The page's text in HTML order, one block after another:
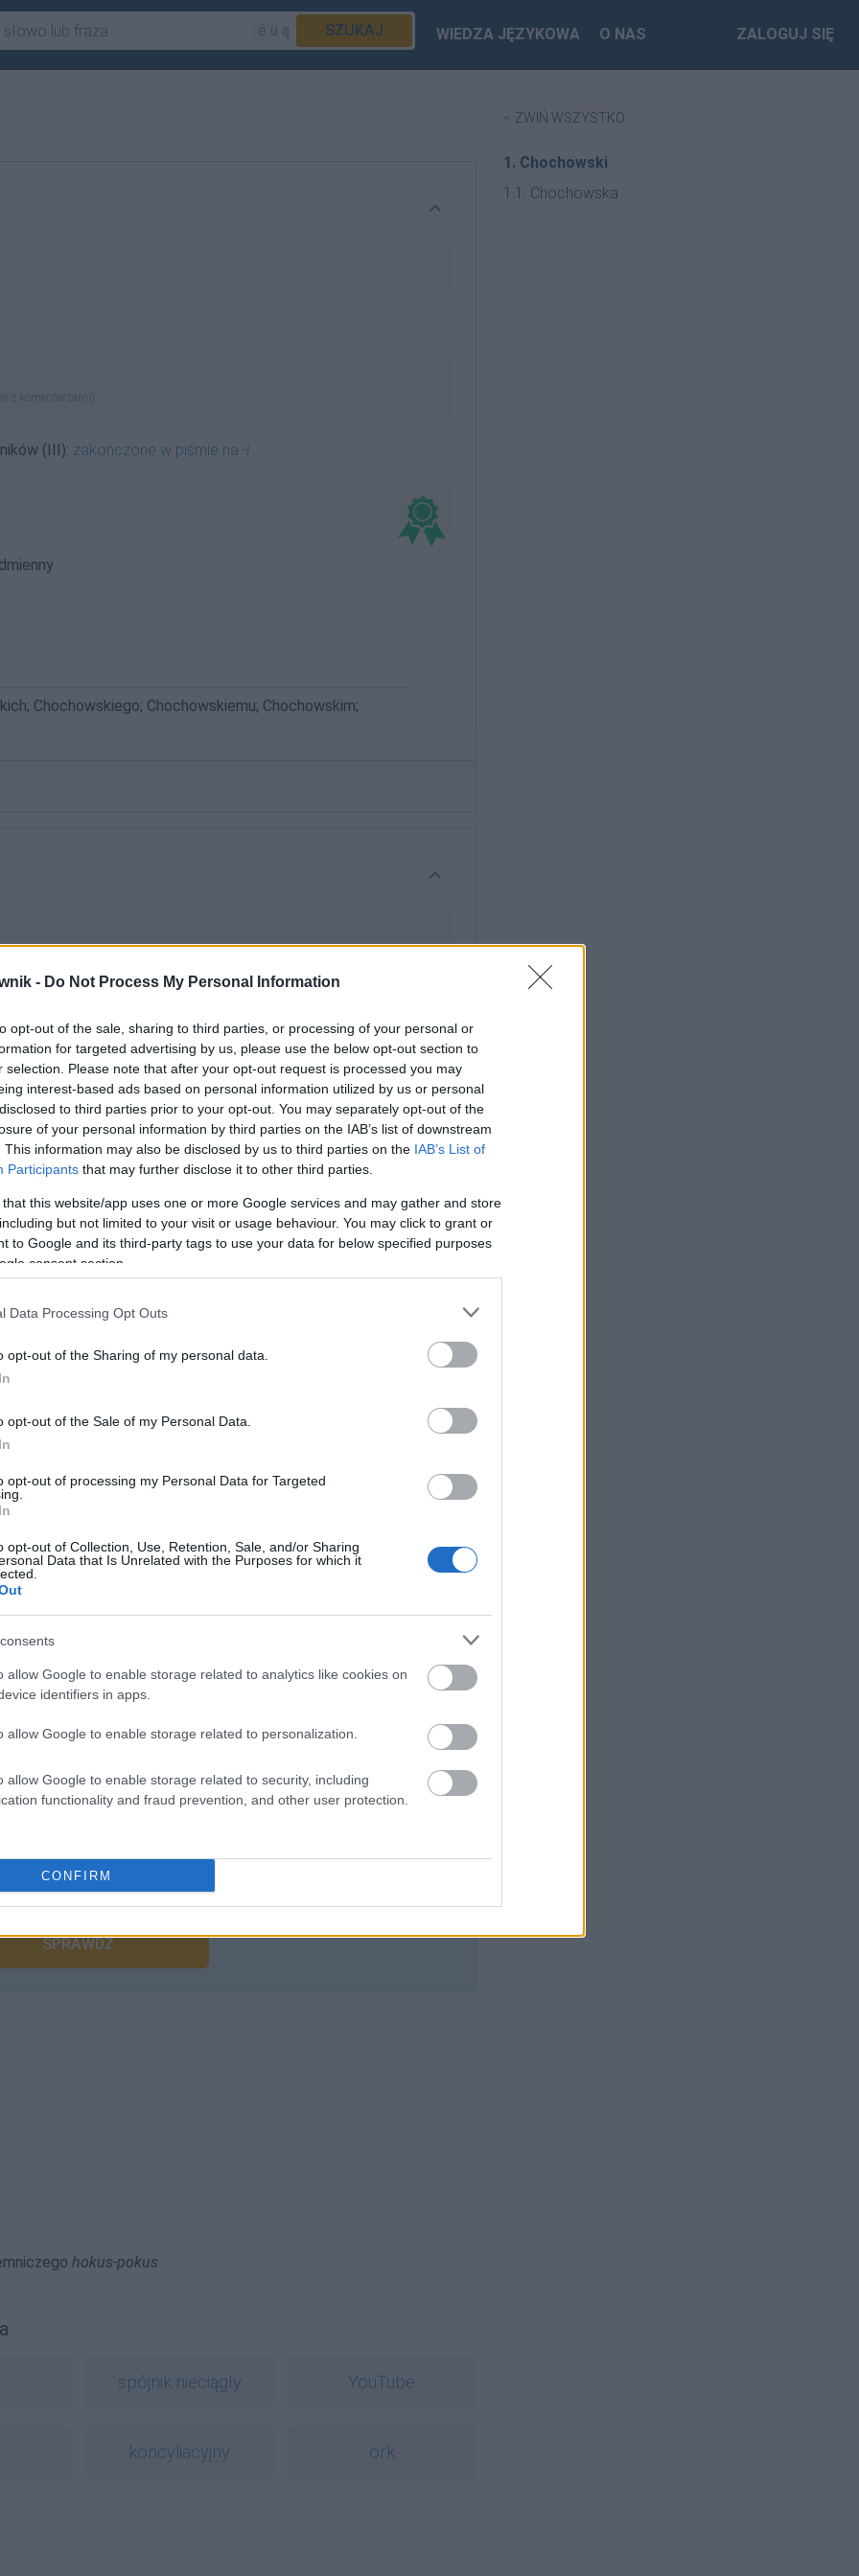
- Do Not Process My Personal Information
opt-out of the sale, sharing to third parties, or processing of your personal or
for targeted advertising by us, please use the below opt-out section to
selection. Please note that after your opt-out request is processed you may
interest-based ads based on personal information utilized by us or personal
to third parties prior to your opt-out. You may separately opt-out of the
of your personal information by third parties on the IAB’s list of downstream
This information may also be disclosed by us to third parties on the IAB’s List of
Participants that may further disclose it to other third parties.
that this website/app uses one or more Google services and may gather and store
but not limited to your visit or usage behaviour. You may click to grant or
to Google and its third-party tags to use your data for below specified purposes
consent section.
Data Processing Opt Outs
opt-out of the Sharing of my personal data.
opt-out of the Sale of my Personal Data.
opt-out of processing my Personal Data for Targeted
opt-out of Collection, Use, Retention, Sale, and/or Sharing
Data that Is Unrelated with the Purposes for which it
allow Google to enable storage related to analytics like cookies on
identifiers in apps.
allow Google to enable storage related to personalization.
allow Google to enable storage related to security, including
functionality and fraud prevention, and other user protection.
CONFIRM
SZUKAJ WIEDZA JĘZYKOWA O NAS ZALOGUJ SIĘ
z komentarzami)
(III): zakończone w piśmie na -i
Chochowskiego; Chochowskiemu; Chochowskim;
z komentarzami)
(główne):imiona i nazwiska kobiet— ogólnie dostępna
Chochowskie; Chochowskiej; Chochowskim;
Brakuje czegoś w haśle?
abonenci Dobrego słownika.
SPRAWDŹ
hokus-pokus
spójnik nieciągły YouTube
koncyliacyjny ork
ZWIŃ WSZYSTKO
1. Chochowski
1.1. Chochowska